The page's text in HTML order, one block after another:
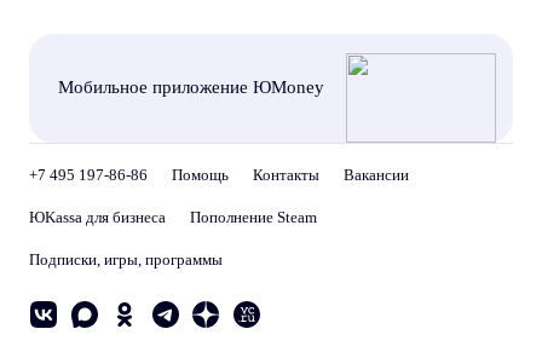
Мобильное приложение ЮMoney
+7 495 197-86-86 Помощь Контакты Вакансии
ЮKassa для бизнеса Пополнение Steam
Подписки, игры, программы